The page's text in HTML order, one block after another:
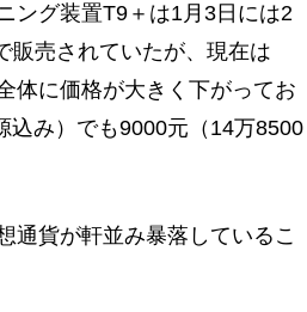
ング装置T9＋は1月3日には2
販売されていたが、現在は
体に価格が大きく下がってお
込み）でも9000元（14万8500
貨が軒並み暴落しているこ